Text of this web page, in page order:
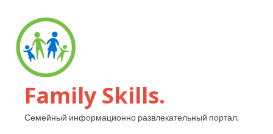
Family Skills.
Семейный информационно развлекательный портал.